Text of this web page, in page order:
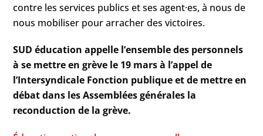
contre les services publics et ses agent·es, à nous de
nous mobiliser pour arracher des victoires.
SUD éducation appelle l’ensemble des personnels
à se mettre en grève le 19 mars à l’appel de
l’Intersyndicale Fonction publique et de mettre en
débat dans les Assemblées générales la
reconduction de la grève.